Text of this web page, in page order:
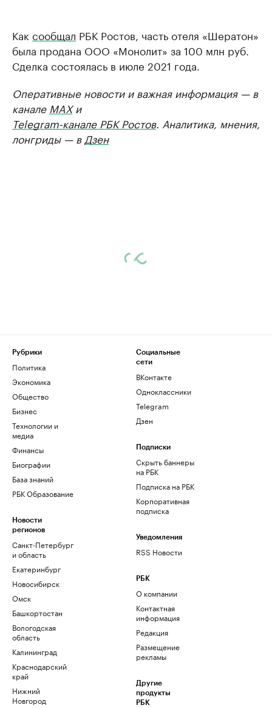
Как сообщал РБК Ростов, часть отеля «Шератон»
была продана ООО «Монолит» за 100 млн руб.
Сделка состоялась в июле 2021 года.
Оперативные новости и важная информация — в
канале MAXи
Telegram-канале РБК Ростов. Аналитика, мнения,
лонгриды — в Дзен
Рубрики
Политика
Экономика
Общество
Бизнес
Технологии и
медиа
Финансы
Биографии
База знаний
РБК Образование
Новости
регионов
Санкт-Петербург
и область
Екатеринбург
Новосибирск
Омск
Башкортостан
Вологодская
область
Калининград
Краснодарский
край
Нижний
Новгород
Социальные
сети
ВКонтакте
Одноклассники
Telegram
Дзен
Подписки
Скрыть баннеры
на РБК
Подписка на РБК
Корпоративная
подписка
Уведомления
RSS Новости
РБК
О компании
Контактная
информация
Редакция
Размещение
рекламы
Другие
продукты
РБК